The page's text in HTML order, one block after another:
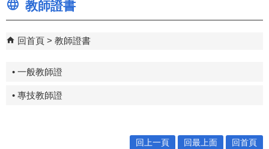
教師證書
回首頁 教師證書
• 一般教師證
• 專技教師證
回上一頁 回最上面 回首頁